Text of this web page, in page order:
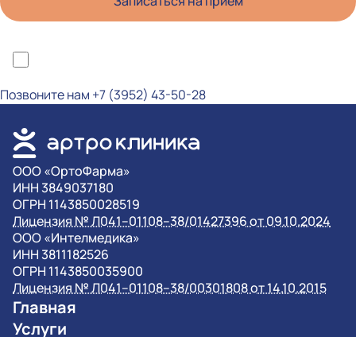
Позвоните нам +7 (3952) 43-50-28
OOO «ОртоФарма»
ИНН 3849037180
ОГРН 1143850028519
Лицензия № Л041–01108–38/01427396 от 09.10.2024
OOO «Интелмедика»
ИНН 3811182526
ОГРН 1143850035900
Лицензия № Л041–01108–38/00301808 от 14.10.2015
Главная
Услуги